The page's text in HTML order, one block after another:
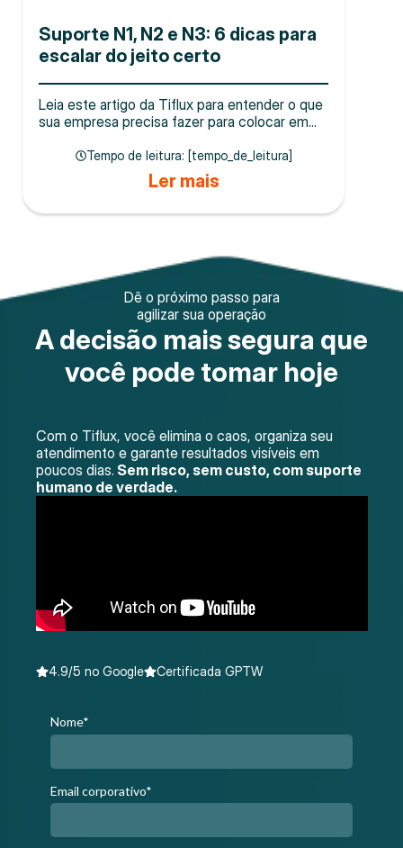
Suporte N1, N2 e N3: 6 dicas para
escalar do jeito certo
Leia este artigo da Tiflux para entender o que
sua empresa precisa fazer para colocar em...
Tempo de leitura: [tempo_de_leitura]
Ler mais
Dê o próximo passo para
agilizar sua operação
A decisão mais segura que
você pode tomar hoje
Com o Tiflux, você elimina o caos, organiza seu
atendimento e garante resultados visíveis em
poucos dias. Sem risco, sem custo, com suporte
humano de verdade.
4.9/5 no Google Certificada GPTW
Nome*
Email corporativo*